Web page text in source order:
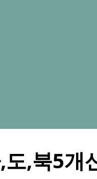
csno_sub1 csno_sub1
,북5개